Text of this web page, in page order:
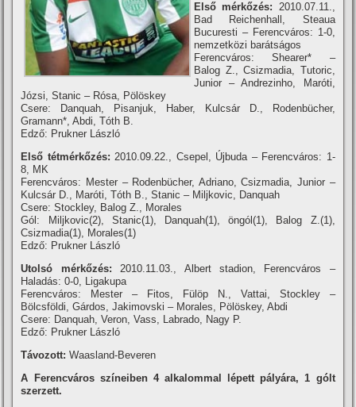
Első mérkőzés: 2010.07.11.,
Bad Reichenhall, Steaua
Bucuresti – Ferencváros: 1-0,
nemzetközi barátságos
Ferencváros: Shearer* –
Balog Z., Csizmadia, Tutoric,
Junior – Andrezinho, Maróti,
Józsi, Stanic – Rósa, Pölöskey
Csere: Danquah, Pisanjuk, Haber, Kulcsár D., Rodenbücher,
Gramann*, Abdi, Tóth B.
Edző: Prukner László
Első tétmérkőzés:2010.09.22., Csepel, Újbuda – Ferencváros: 1-
8, MK
Ferencváros: Mester – Rodenbücher, Adriano, Csizmadia, Junior –
Kulcsár D., Maróti, Tóth B., Stanic – Miljkovic, Danquah
Csere: Stockley, Balog Z., Morales
Gól: Miljkovic(2), Stanic(1), Danquah(1), öngól(1), Balog Z.(1),
Csizmadia(1), Morales(1)
Edző: Prukner László
Utolsó mérkőzés: 2010.11.03., Albert stadion, Ferencváros –
Haladás: 0-0, Ligakupa
Ferencváros: Mester – Fitos, Fülöp N., Vattai, Stockley –
Bölcsföldi, Gárdos, Jakimovski – Morales, Pölöskey, Abdi
Csere: Danquah, Veron, Vass, Labrado, Nagy P.
Edző: Prukner László
Távozott: Waasland-Beveren
A Ferencváros szí­neiben 4 alkalommal lépett pályára, 1 gólt
szerzett.